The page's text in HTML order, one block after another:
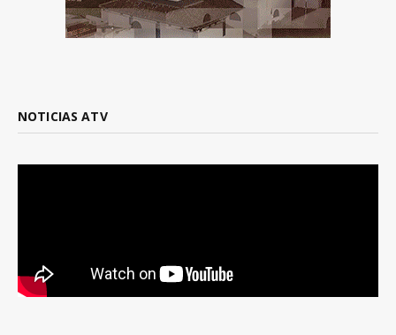
NOTICIAS ATV